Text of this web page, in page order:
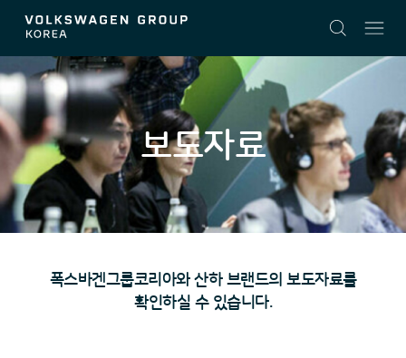
보도자료
폭스바겐그룹코리아와 산하 브랜드의 보도자료를
확인하실 수 있습니다.